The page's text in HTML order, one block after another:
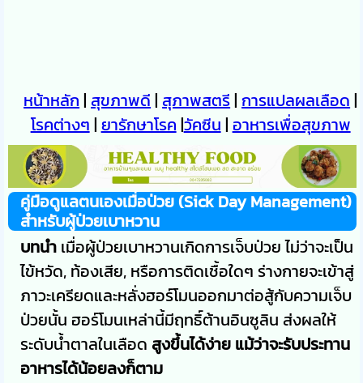
หน้าหลัก | สุขภาพดี | สุภาพสตรี|การแปลผลเลือด |
โรคต่างๆ | ยารักษาโรค |วัคซีน | อาหารเพื่อสุขภาพ
คู่มือดูแลตนเองเมื่อป่วย (Sick Day Management)
สำหรับผู้ป่วยเบาหวาน
บทนำ เมื่อผู้ป่วยเบาหวานเกิดการเจ็บป่วย ไม่ว่าจะเป็น
ไข้หวัด, ท้องเสีย, หรือการติดเชื้อใดๆ ร่างกายจะเข้าสู่
ภาวะเครียดและหลั่งฮอร์โมนออกมาต่อสู้กับความเจ็บ
ป่วยนั้น ฮอร์โมนเหล่านี้มีฤทธิ์ต้านอินซูลิน ส่งผลให้
ระดับน้ำตาลในเลือด สูงขึ้นได้ง่าย แม้ว่าจะรับประทาน
อาหารได้น้อยลงก็ตาม